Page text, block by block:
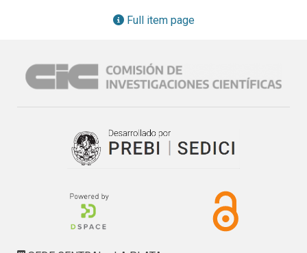
Full item page